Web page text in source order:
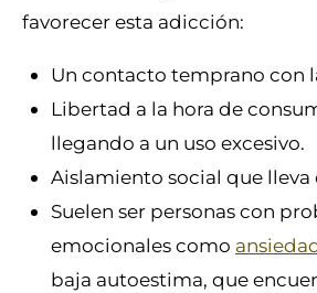
favorecer esta adicción:
Un contacto temprano con
Libertad a la hora de
llegando a un uso excesivo.
Aislamiento social que lleva
Suelen ser personas con
emocionales como
baja autoestima, que